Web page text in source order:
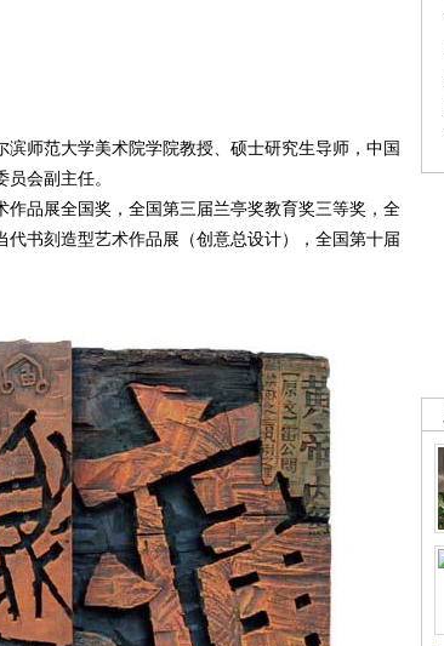
师范大学美术院学院教授、硕士研究生导师，中国
会副主任。
品展全国奖，全国第三届兰亭奖教育奖三等奖，全
书刻造型艺术作品展（创意总设计），全国第十届